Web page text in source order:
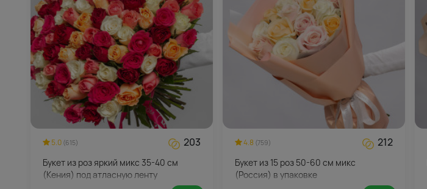
5.0 (615) 203
Букет из роз яркий микс 35-40 см
(Кения) под атласную ленту
4.8 (759) 212
Букет из 15 роз 50-60 см микс
(Россия) в упаковке